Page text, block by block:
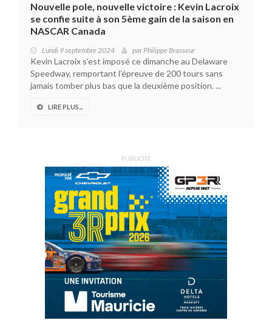
Nouvelle pole, nouvelle victoire : Kevin Lacroix
se confie suite à son 5ème gain de la saison en
NASCAR Canada
Lundi 9 septembre 2024 parPhilippe Brasseur
Kevin Lacroix s’est imposé ce dimanche au Delaware
Speedway, remportant l’épreuve de 200 tours sans
jamais tomber plus bas que la deuxième position. ...
LIRE PLUS...
PUBLICITÉ